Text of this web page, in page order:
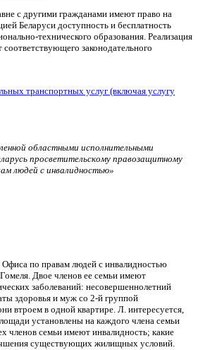
с другими гражданами имеют право на
Беларуси доступность и бесплатность
технического образования. Реализация
законодательного
транспортных услуг (включая услугу
областными исполнительными
просветительскому правозащитному
людей с инвалидностью»
по правам людей с инвалидностью
Двое членов ее семьи имеют
заболеваний: несовершеннолетний
здоровья и муж со 2-й группой
втроем в одной квартире. Л. интересуется,
установлены на каждого члена семьи
членов семьи имеют инвалидность; какие
существующих жилищных условий.